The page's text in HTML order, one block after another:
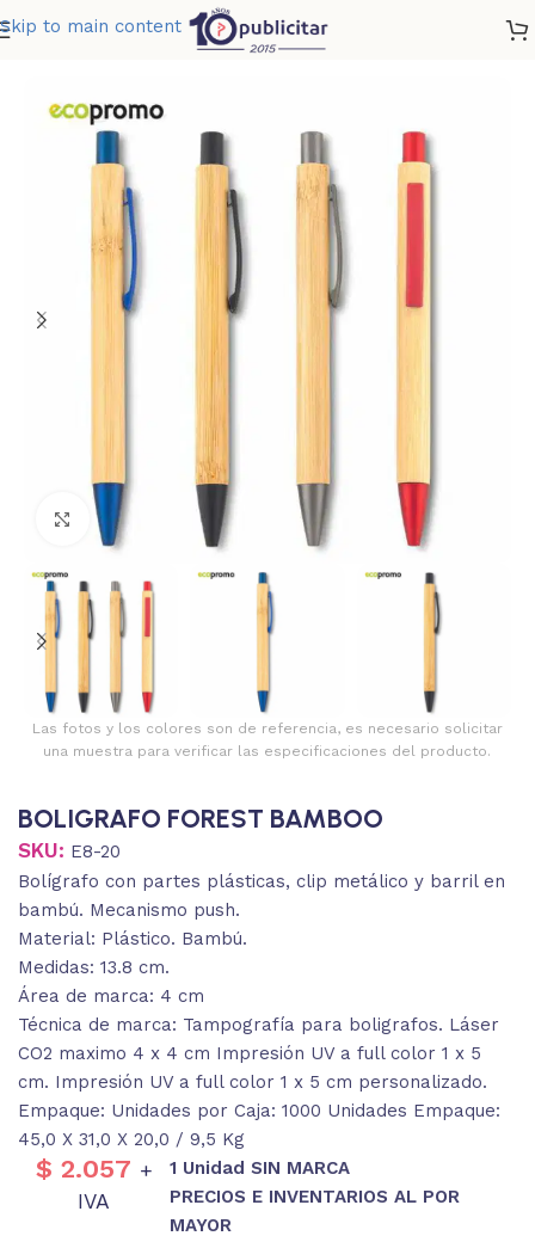
Skip to main content
BOLIGRAFO FOREST BAMBOO
Clic para ampliar
Las fotos y los colores son de referencia, es necesario solicitar
una muestra para verificar las especificaciones del producto.
BOLIGRAFO FOREST BAMBOO
SKU: E8-20
Bolígrafo con partes plásticas, clip metálico y barril en
bambú. Mecanismo push.
Material: Plástico. Bambú.
Medidas: 13.8 cm.
Área de marca: 4 cm
Técnica de marca: Tampografía para boligrafos. Láser
CO2 maximo 4 x 4 cm Impresión UV a full color 1 x 5
cm. Impresión UV a full color 1 x 5 cm personalizado.
Empaque: Unidades por Caja: 1000 Unidades Empaque:
45,0 X 31,0 X 20,0 / 9,5 Kg
$ 2.057 +
IVA
1 Unidad SIN MARCA
PRECIOS E INVENTARIOS AL POR
MAYOR